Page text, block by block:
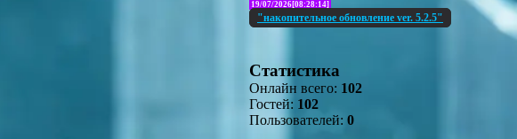
19/07/2026[08:28:14]
"накопительное обновление ver. 5.2.5"
Статистика
Онлайн всего: 102
Гостей: 102
Пользователей: 0